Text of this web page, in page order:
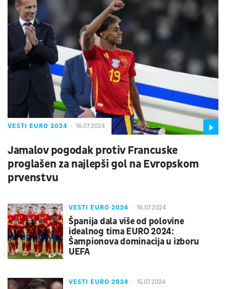
VESTI EURO 2024 16.07.2024
Jamalov pogodak protiv Francuske
proglašen za najlepši gol na Evropskom
prvenstvu
VESTI EURO 2024 16.07.2024
Španija dala više od polovine
idealnog tima EURO 2024:
Šampionova dominacija u izboru
UEFA
VESTI EURO 2024 15.07.2024